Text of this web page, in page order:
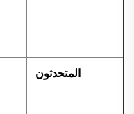
المتحدثون